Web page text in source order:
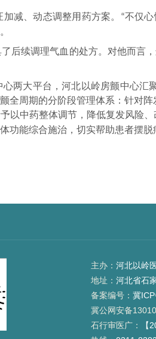
减、动态调整用药方案。 “不仅心
后续调理气血的处方。对他而言
两大平台，河北以岭房颤中心汇
全周期的分阶段管理体系：针对
以中药整体调节，降低复发风险
能综合施治，切实帮助患者摆脱
主办： 河北以岭
地址： 河北省石
备案编号： 冀
冀公网安备
石行审医广：
【